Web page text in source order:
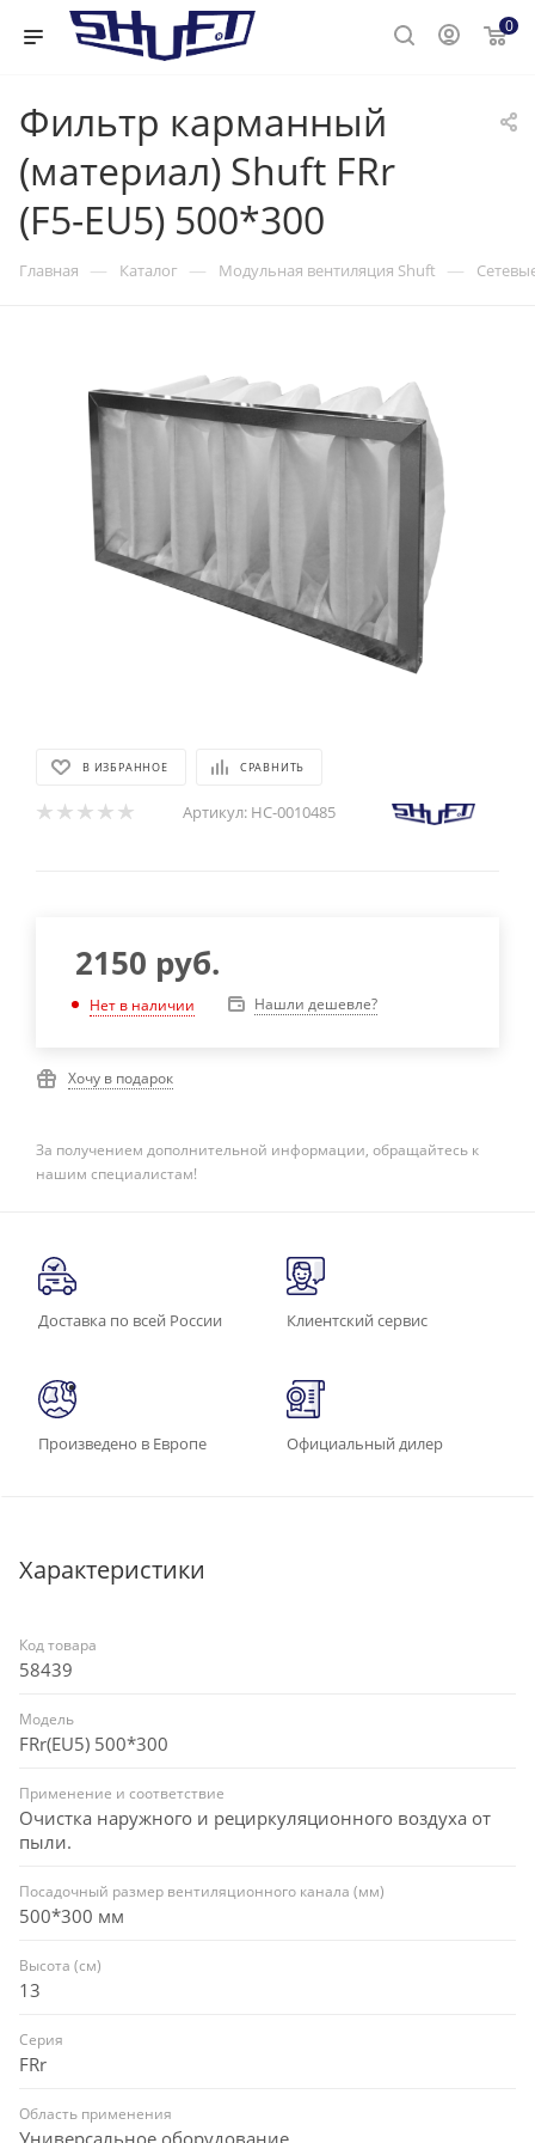
0
Фильтр карманный
(материал) Shuft FRr
(F5-EU5) 500*300
Главная — Каталог — Модульная вентиляция Shuft —
В ИЗБРАННОЕ СРАВНИТЬ
Артикул: НС-0010485
2150 руб.
Нет в наличии Нашли дешевле?
Хочу в подарок
За получением дополнительной информации, обращайтесь к
нашим специалистам!
Доставка по всей России Клиентский сервис
Произведено в Европе Официальный дилер
Характеристики
Код товара
58439
Модель
FRr(EU5) 500*300
Применение и соответствие
Очистка наружного и рециркуляционного воздуха от
пыли.
Посадочный размер вентиляционного канала (мм)
500*300 мм
Высота (см)
13
Серия
FRr
Область применения
Универсальное оборудование